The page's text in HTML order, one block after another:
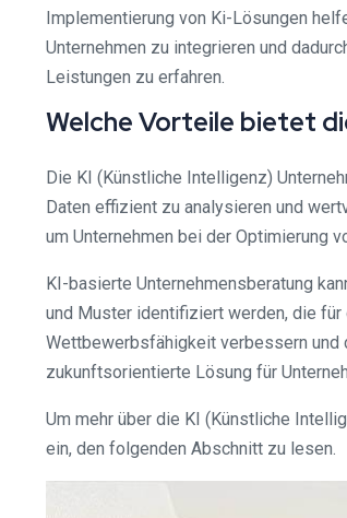
Implementierung von Ki-Lösungen
Unternehmen zu integrieren und
Leistungen zu erfahren.
Welche Vorteile bietet
Die KI (Künstliche Intelligenz)
Daten effizient zu analysieren und
um Unternehmen bei der Optimierung
KI-basierte Unternehmensberatung
und Muster identifiziert werden, die für
Wettbewerbsfähigkeit verbessern und
zukunftsorientierte Lösung für
Um mehr über die KI (Künstliche
ein, den folgenden Abschnitt zu lesen.